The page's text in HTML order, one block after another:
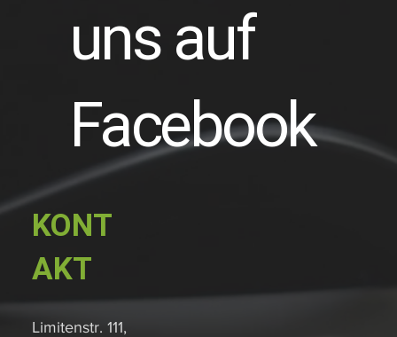
uns auf
Facebook
KONT
AKT
Limitenstr. 111,